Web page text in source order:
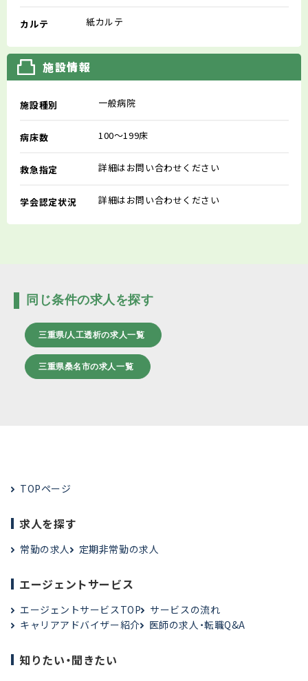
カルテ 紙カルテ
施設情報
施設種別 一般病院
病床数 100～199床
救急指定 詳細はお問い合わせください
学会認定状況 詳細はお問い合わせください
同じ条件の求人を探す
三重県/人工透析の求人一覧
三重県桑名市の求人一覧
TOPページ
求人を探す
常勤の求人 定期非常勤の求人
エージェントサービス
エージェントサービスTOP
サービスの流れ
キャリアアドバイザー紹介
医師の求人・転職Q&A
知りたい・聞きたい